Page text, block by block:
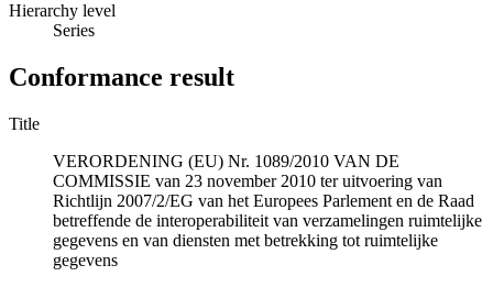
Hierarchy level
Series
Conformance result
Title
VERORDENING (EU) Nr. 1089/2010 VAN DE
COMMISSIE van 23 november 2010 ter uitvoering van
Richtlijn 2007/2/EG van het Europees Parlement en de Raad
betreffende de interoperabiliteit van verzamelingen ruimtelijke
gegevens en van diensten met betrekking tot ruimtelijke
gegevens